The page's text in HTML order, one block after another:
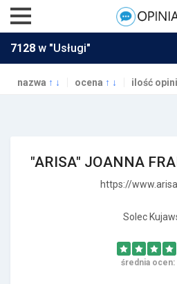
7128 w "Usługi"
nazwa ↑ ↓ ocena ↑ ↓ ilość
"ARISA" JOANNA
https://
Solec
średnia ocen: